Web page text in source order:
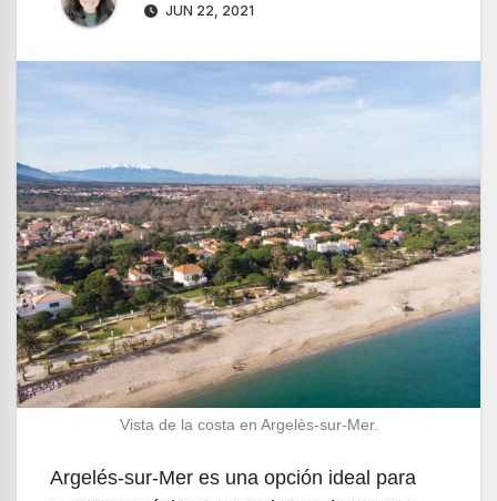
JUN 22, 2021
Vista de la costa en Argelès-sur-Mer.
Argelés-sur-Mer es una opción ideal para